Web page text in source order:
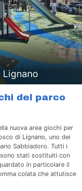
Lignano
del parco
nuova area giochi per
di Lignano, uno dei
Sabbiadoro. Tutti i
stati sostituiti con
in particolare il
colata che attutisce